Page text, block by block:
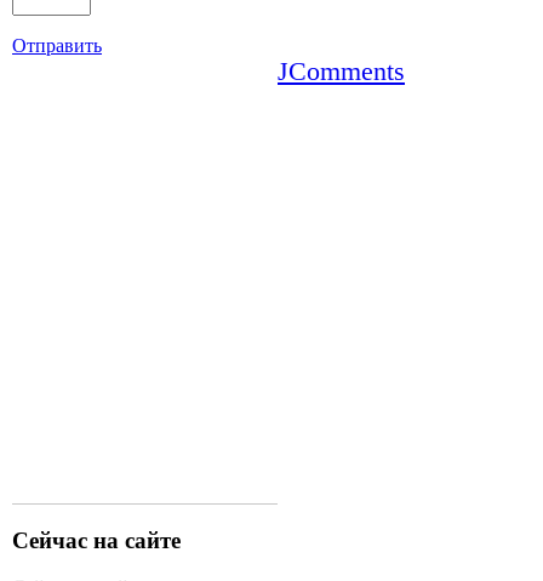
Отправить
JComments
Сейчас на сайте